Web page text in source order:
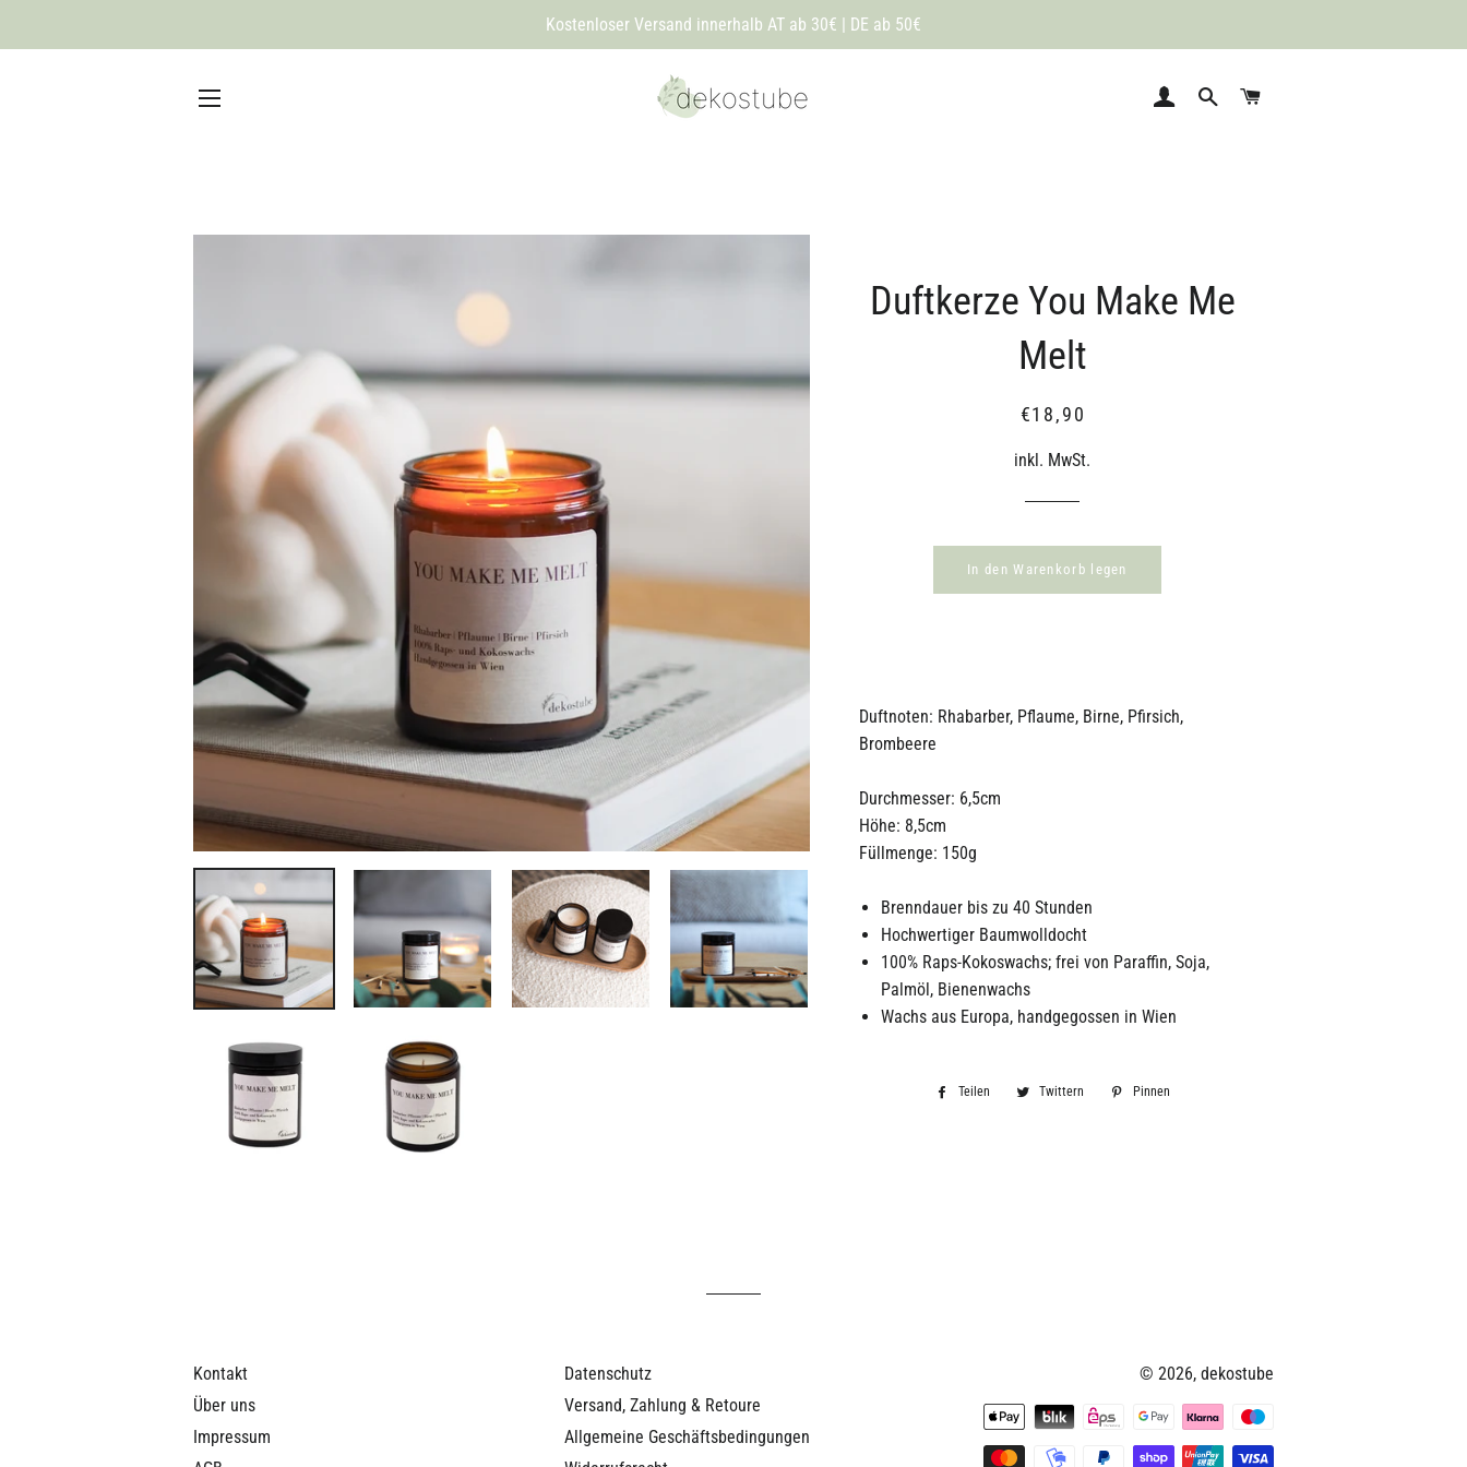
Kostenloser Versand innerhalb AT ab 30€ | DE ab 50€
Einloggen
Suche
Duftkerze You Make Me
Melt
Normaler
Sonderpreis
€18,90
inkl. MwSt.
In den Warenkorb legen
Duftnoten: Rhabarber, Pflaume, Birne, Pfirsich,
Brombeere
Durchmesser: 6,5cm
Höhe: 8,5cm
Füllmenge: 150g
Brenndauer bis zu 40 Stunden
Hochwertiger Baumwolldocht
100% Raps-Kokoswachs; frei von Paraffin, Soja,
Palmöl, Bienenwachs
Wachs aus Europa, handgegossen in Wien
Teilen
Auf
Twittern
Auf
Pinnen
Kontakt
Über uns
Impressum
Datenschutz
Versand, Zahlung & Retoure
Allgemeine Geschäftsbedingungen
© 2026, dekostube